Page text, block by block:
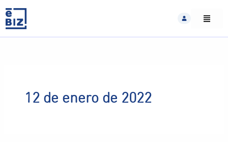
content
12 de enero de 2022